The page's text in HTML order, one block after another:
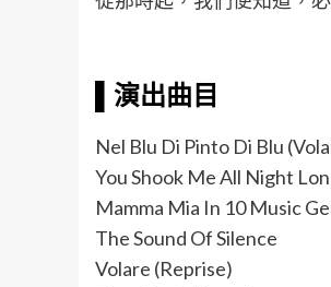
演出曲目
Nel Blu Di Pinto Di Blu
You Shook Me All Night
Mamma Mia In 10 Music
The Sound Of Silence
Volare (Reprise)